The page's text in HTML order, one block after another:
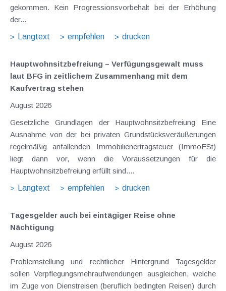
gekommen. Kein Progressionsvorbehalt bei der Erhöhung
der...
Langtext
empfehlen drucken
Hauptwohnsitz​­befreiung – Verfügungsgewalt muss
laut BFG in zeitlichem Zusammenhang mit dem
Kaufvertrag stehen
August 2026
Gesetzliche Grundlagen der Hauptwohnsitzbefreiung Eine
Ausnahme von der bei privaten Grundstücksveräußerungen
regelmäßig anfallenden Immobilienertragsteuer (ImmoESt)
liegt dann vor, wenn die Voraussetzungen für die
Hauptwohnsitzbefreiung erfüllt sind....
Langtext
empfehlen drucken
Tagesgelder auch bei eintägiger Reise ohne
Nächtigung
August 2026
Problemstellung und rechtlicher Hintergrund Tagesgelder
sollen Verpflegungsmehraufwendungen ausgleichen, welche
im Zuge von Dienstreisen (beruflich bedingten Reisen) durch